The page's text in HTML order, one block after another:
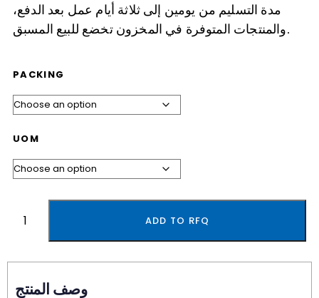
مدة التسليم من يومين إلى ثلاثة أيام عمل بعد الدفع،
والمنتجات المتوفرة في المخزون تخضع للبيع المسبق.
PACKING
UOM
ADD TO RFQ
وصف المنتج